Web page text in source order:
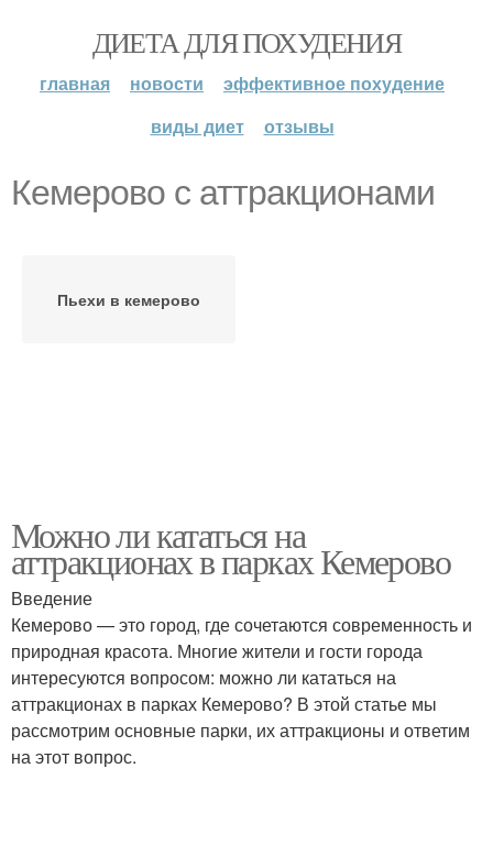
ДИЕТА ДЛЯ ПОХУДЕНИЯ
главная новости
эффективное похудение
виды диет
отзывы
Кемерово с аттракционами
Пьехи в кемерово
Можно ли кататься на
аттракционах в парках Кемерово
Введение
Кемерово — это город, где сочетаются современность и
природная красота. Многие жители и гости города
интересуются вопросом: можно ли кататься на
аттракционах в парках Кемерово? В этой статье мы
рассмотрим основные парки, их аттракционы и ответим
на этот вопрос.